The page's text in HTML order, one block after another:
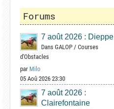
Forums
7 août 2026 : Dieppe
Dans GALOP / Courses
d'Obstacles
par Milo
05 Aoû 2026 23:30
7 août 2026 :
Clairefontaine